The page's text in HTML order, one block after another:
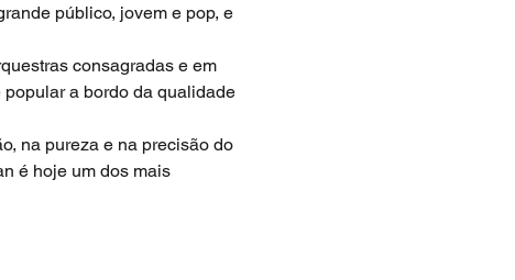
público, jovem e pop, e
consagradas e em
a bordo da qualidade
na pureza e na precisão do
é hoje um dos mais